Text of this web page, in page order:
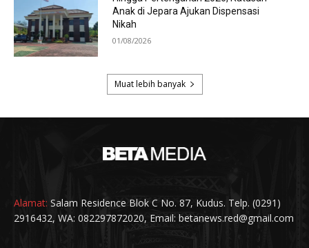
Alamat: Salam Residence Blok C No. 87, Kudus. Telp. (0291)
2916432, WA: 082297872020, Email: betanews.red@gmail.com